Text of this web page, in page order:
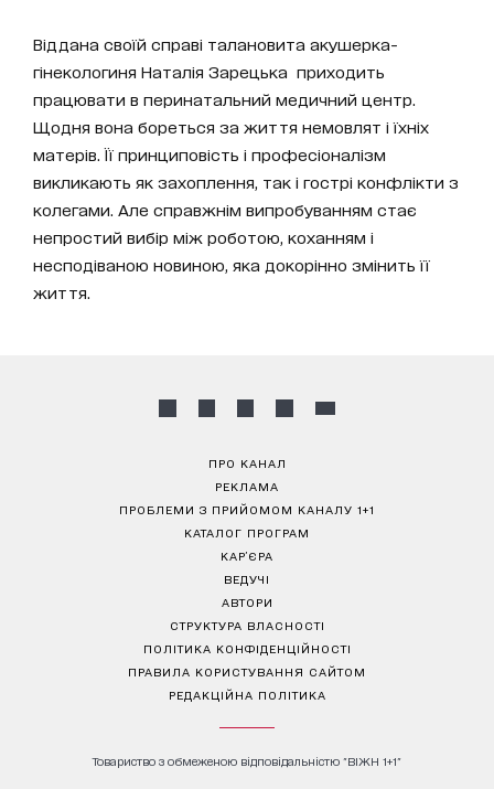
Віддана своїй справі талановита акушерка-
гінекологиня Наталія Зарецька приходить
працювати в перинатальний медичний центр.
Щодня вона бореться за життя немовлят і їхніх
матерів. Її принциповість і професіоналізм
викликають як захоплення, так і гострі конфлікти з
колегами. Але справжнім випробуванням стає
непростий вибір між роботою, коханням і
несподіваною новиною, яка докорінно змінить її
життя.
ПРО КАНАЛ
РЕКЛАМА
ПРОБЛЕМИ З ПРИЙОМОМ КАНАЛУ 1+1
КАТАЛОГ ПРОГРАМ
КАР’ЄРА
ВЕДУЧІ
АВТОРИ
СТРУКТУРА ВЛАСНОСТІ
ПОЛІТИКА КОНФІДЕНЦІЙНОСТІ
ПРАВИЛА КОРИСТУВАННЯ САЙТОМ
РЕДАКЦІЙНА ПОЛІТИКА
Товариство з обмеженою відповідальністю "ВІЖН 1+1"